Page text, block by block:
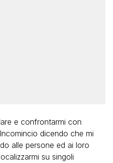
e confrontarmi con
dicendo che mi
alle persone ed ai loro
su singoli